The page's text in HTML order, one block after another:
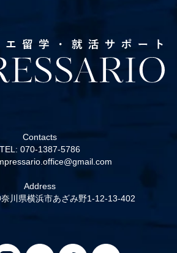
Contacts
TEL: 070-1387-5786
Address
川県横浜市あざみ野1-12-13-402